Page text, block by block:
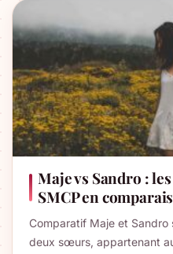
Maje vs Sandro :
SMCP en
Comparatif Maje et
deux sœurs, appartenant